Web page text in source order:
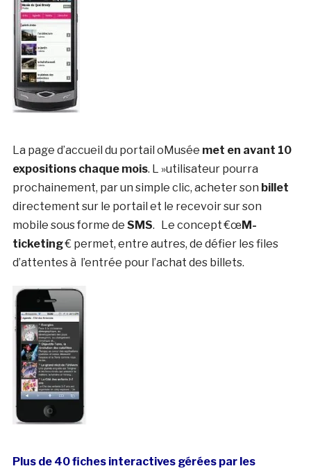
La page d’accueil du portail oMusée met en avant 10
expositions chaque mois. L »utilisateur pourra
prochainement, par un simple clic, acheter son billet
directement sur le portail et le recevoir sur son
mobile sous forme de SMS. Le concept €œ M-
ticketing€ permet, entre autres, de défier les files
d’attentes à l’entrée pour l’achat des billets.
Plus de 40 fiches interactives gérées par les